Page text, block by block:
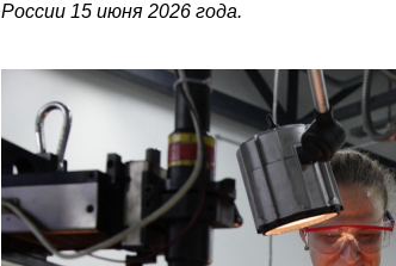
России 15 июня 2026 года.